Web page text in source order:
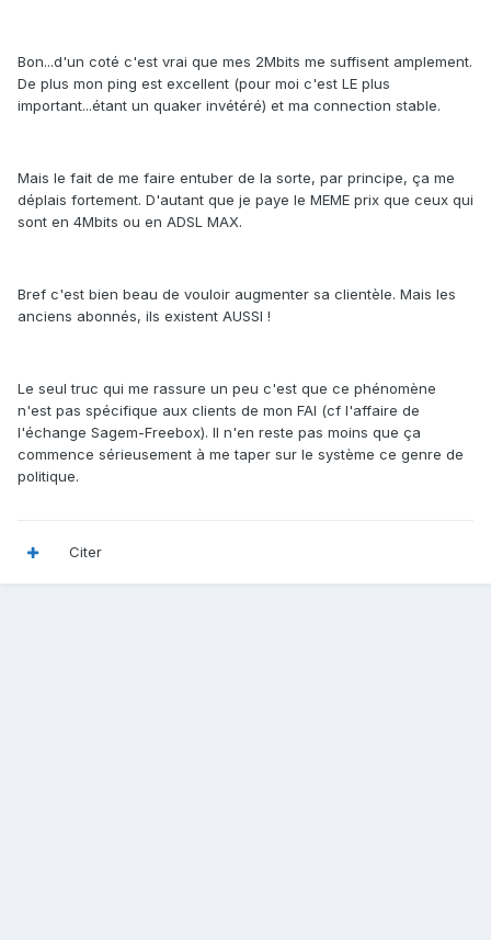
Bon...d'un coté c'est vrai que mes 2Mbits me suffisent amplement.
De plus mon ping est excellent (pour moi c'est LE plus
important...étant un quaker invétéré) et ma connection stable.
Mais le fait de me faire entuber de la sorte, par principe, ça me
déplais fortement. D'autant que je paye le MEME prix que ceux qui
sont en 4Mbits ou en ADSL MAX.
Bref c'est bien beau de vouloir augmenter sa clientèle. Mais les
anciens abonnés, ils existent AUSSI !
Le seul truc qui me rassure un peu c'est que ce phénomène
n'est pas spécifique aux clients de mon FAI (cf l'affaire de
l'échange Sagem-Freebox). Il n'en reste pas moins que ça
commence sérieusement à me taper sur le système ce genre de
politique.
Citer